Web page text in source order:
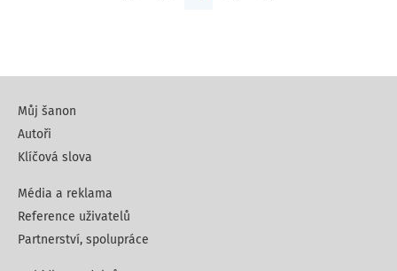
Můj šanon
Autoři
Klíčová slova
Média a reklama
Reference uživatelů
Partnerství, spolupráce